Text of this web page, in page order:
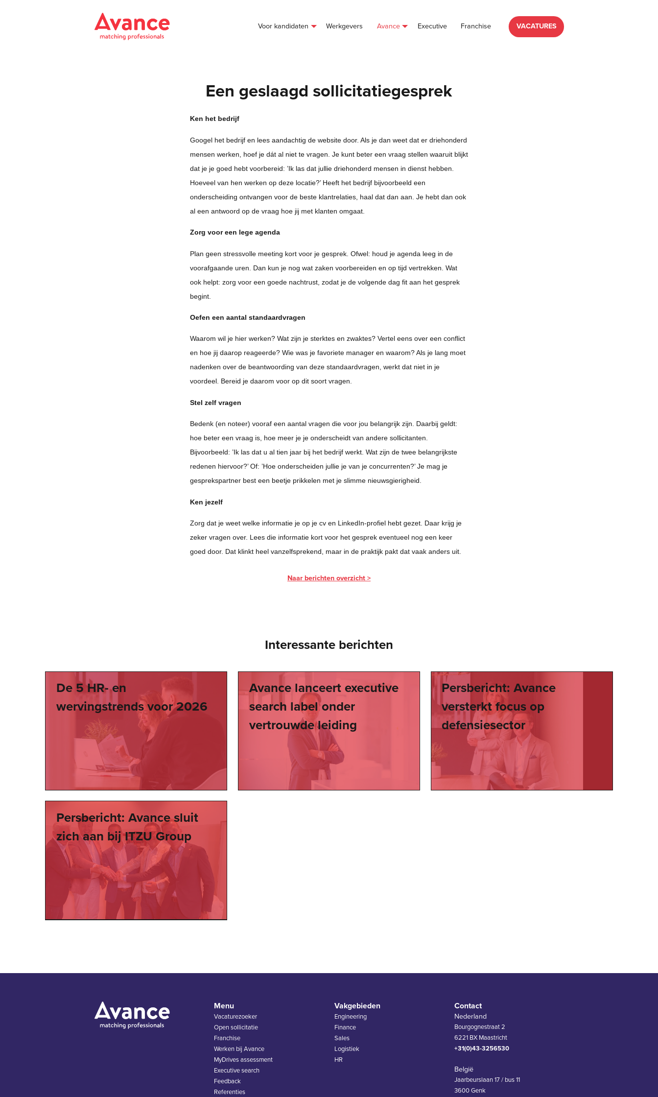
Voor kandidaten Werkgevers Avance Executive Franchise VACATURES
Een geslaagd sollicitatiegesprek
Ken het bedrijf
Googel het bedrijf en lees aandachtig de website door. Als je dan weet dat er driehonderd
mensen werken, hoef je dát al niet te vragen. Je kunt beter een vraag stellen waaruit blijkt
dat je je goed hebt voorbereid: ’Ik las dat jullie driehonderd mensen in dienst hebben.
Hoeveel van hen werken op deze locatie?’ Heeft het bedrijf bijvoorbeeld een
onderscheiding ontvangen voor de beste klantrelaties, haal dat dan aan. Je hebt dan ook
al een antwoord op de vraag hoe jij met klanten omgaat.
Zorg voor een lege agenda
Plan geen stressvolle meeting kort voor je gesprek. Ofwel: houd je agenda leeg in de
voorafgaande uren. Dan kun je nog wat zaken voorbereiden en op tijd vertrekken. Wat
ook helpt: zorg voor een goede nachtrust, zodat je de volgende dag fit aan het gesprek
begint.
Oefen een aantal standaardvragen
Waarom wil je hier werken? Wat zijn je sterktes en zwaktes? Vertel eens over een conflict
en hoe jij daarop reageerde? Wie was je favoriete manager en waarom? Als je lang moet
nadenken over de beantwoording van deze standaardvragen, werkt dat niet in je
voordeel. Bereid je daarom voor op dit soort vragen.
Stel zelf vragen
Bedenk (en noteer) vooraf een aantal vragen die voor jou belangrijk zijn. Daarbij geldt:
hoe beter een vraag is, hoe meer je je onderscheidt van andere sollicitanten.
Bijvoorbeeld: ’Ik las dat u al tien jaar bij het bedrijf werkt. Wat zijn de twee belangrijkste
redenen hiervoor?’ Of: ’Hoe onderscheiden jullie je van je concurrenten?’ Je mag je
gesprekspartner best een beetje prikkelen met je slimme nieuwsgierigheid.
Ken jezelf
Zorg dat je weet welke informatie je op je cv en LinkedIn-profiel hebt gezet. Daar krijg je
zeker vragen over. Lees die informatie kort voor het gesprek eventueel nog een keer
goed door. Dat klinkt heel vanzelfsprekend, maar in de praktijk pakt dat vaak anders uit.
Naar berichten overzicht >
Interessante berichten
De 5 HR- en
wervingstrends voor 2026
Avance lanceert executive
search label onder
vertrouwde leiding
Persbericht: Avance
versterkt focus op
defensiesector
Persbericht: Avance sluit
zich aan bij ITZU Group
Menu
Vacaturezoeker
Open sollicitatie
Franchise
Werken bij Avance
MyDrives assessment
Executive search
Feedback
Referenties
Vakgebieden
Engineering
Finance
Sales
Logistiek
HR
Contact
Nederland
Bourgognestraat 2
6221 BX Maastricht
+31(0)43-3256530
België
Jaarbeurslaan 17 / bus 11
3600 Genk